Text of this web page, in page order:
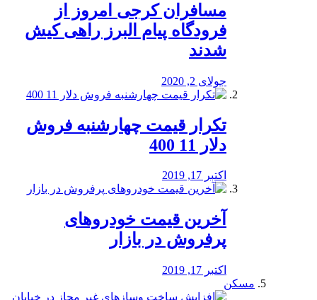
مسافران کرجی امروز از
فرودگاه پیام البرز راهی کیش
شدند
جولای 2, 2020
تکرار قیمت چهارشنبه فروش
دلار 11 400
اکتبر 17, 2019
آخرین قیمت خودرو‌های
پرفروش در بازار
اکتبر 17, 2019
مسکن